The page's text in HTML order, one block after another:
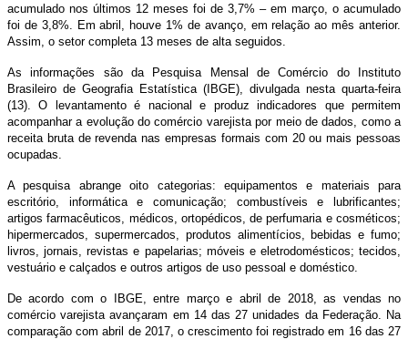
acumulado nos últimos 12 meses foi de 3,7% – em março, o acumulado
foi de 3,8%. Em abril, houve 1% de avanço, em relação ao mês anterior.
Assim, o setor completa 13 meses de alta seguidos.
As informações são da Pesquisa Mensal de Comércio do Instituto
Brasileiro de Geografia Estatística (IBGE), divulgada nesta quarta-feira
(13). O levantamento é nacional e produz indicadores que permitem
acompanhar a evolução do comércio varejista por meio de dados, como a
receita bruta de revenda nas empresas formais com 20 ou mais pessoas
ocupadas.
A pesquisa abrange oito categorias: equipamentos e materiais para
escritório, informática e comunicação; combustíveis e lubrificantes;
artigos farmacêuticos, médicos, ortopédicos, de perfumaria e cosméticos;
hipermercados, supermercados, produtos alimentícios, bebidas e fumo;
livros, jornais, revistas e papelarias; móveis e eletrodomésticos; tecidos,
vestuário e calçados e outros artigos de uso pessoal e doméstico.
De acordo com o IBGE, entre março e abril de 2018, as vendas no
comércio varejista avançaram em 14 das 27 unidades da Federação. Na
comparação com abril de 2017, o crescimento foi registrado em 16 das 27